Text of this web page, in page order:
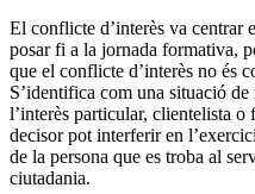
El conflicte d’interès va centrar
posar fi a la jornada formativa,
que el conflicte d’interès no és
S’identifica com una situació de
l’interès particular, clientelista o
decisor pot interferir en
de la persona que es troba al
ciutadania.